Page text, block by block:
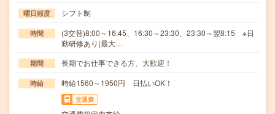
曜日頻度 シフト制
時間
(3交替)8:00～16:45、16:30～23:30、23:30～翌8:15 ※日
勤研修あり(最大…
期間 長期でお仕事できる方、大歓迎！
時給 時給1560～1950円 日払いOK！
交通費